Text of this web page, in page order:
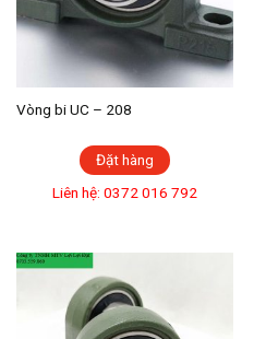
Vòng bi UC – 208
Đặt hàng
Liên hệ: 0372 016 792